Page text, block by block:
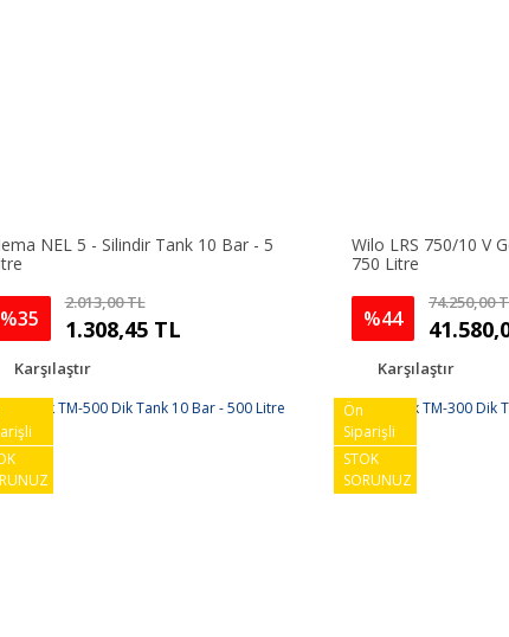
NEL 5 - Silindir Tank 10 Bar - 5
%35
2.013,00 TL
1.308,45 TL
Karşılaştır
Wilo LRS 750/10 V
750 Litre
%44
74.250,00
Karşılaştır
Ön
Siparişli
STOK
SORUNUZ